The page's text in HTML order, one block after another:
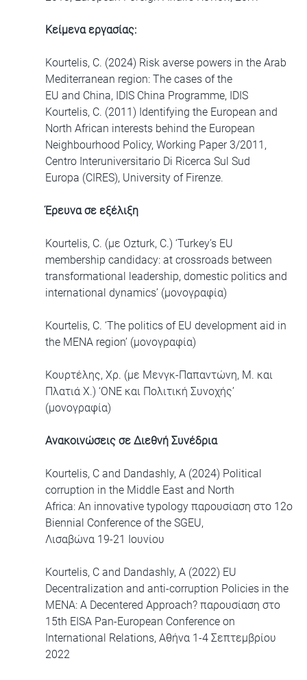
Κείμενα εργασίας:
Kourtelis, C. (2024) Risk averse powers in the Arab
Mediterranean region: The cases of the
EU and China, IDIS China Programme, IDIS
Kourtelis, C. (2011) Identifying the European and
North African interests behind the European
Neighbourhood Policy, Working Paper 3/2011,
Centro Interuniversitario Di Ricerca Sul Sud
Europa (CIRES), University of Firenze.
Έρευνα σε εξέλιξη
Kourtelis, C. (με Ozturk, C.) ‘Turkey’s EU
membership candidacy: at crossroads between
transformational leadership, domestic politics and
international dynamics’ (μονογραφία)
Kourtelis, C. ‘The politics of EU development aid in
the MENA region’ (μονογραφία)
Κουρτέλης, Χρ. (με Μενγκ-Παπαντώνη, Μ. και
Πλατιά Χ.) ‘ΟΝΕ και Πολιτική Συνοχής’
(μονογραφία)
Ανακοινώσεις σε Διεθνή Συνέδρια
Kourtelis, C and Dandashly, A (2024) Political
corruption in the Middle East and North
Africa: An innovative typology παρουσίαση στο 12ο
Biennial Conference of the SGEU,
Λισαβώνα 19-21 Ιουνίου
Kourtelis, C and Dandashly, A (2022) EU
Decentralization and anti-corruption Policies in the
MENA: A Decentered Approach? παρουσίαση στο
15th EISA Pan-European Conference on
International Relations, Αθήνα 1-4 Σεπτεμβρίου
2022